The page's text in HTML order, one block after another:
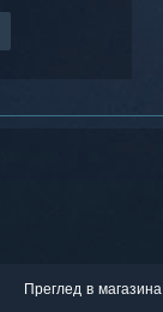
Преглед в магазина